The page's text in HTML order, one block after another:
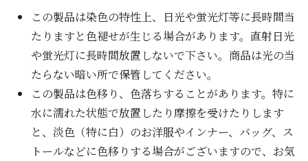
この製品は染色の特性上、日光や蛍光灯等に長時間当
たりますと色褪せが生じる場合があります。直射日光
や蛍光灯に長時間放置しないで下さい。商品は光の当
たらない暗い所で保管してください。
この製品は色移り、色落ちすることがあります。特に
水に濡れた状態で放置したり摩擦を受けたりします
と、淡色（特に白）のお洋服やインナー、バッグ、ス
トールなどに色移りする場合がございますので、お気